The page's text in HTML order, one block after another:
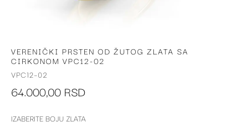
Skip
to
the
of
gallery
VERENIČKI PRSTEN OD ŽUTOG ZLATA SA
CIRKONOM VPC12-02
VPC12-02
64.000,00 RSD
IZABERITE BOJU ZLATA